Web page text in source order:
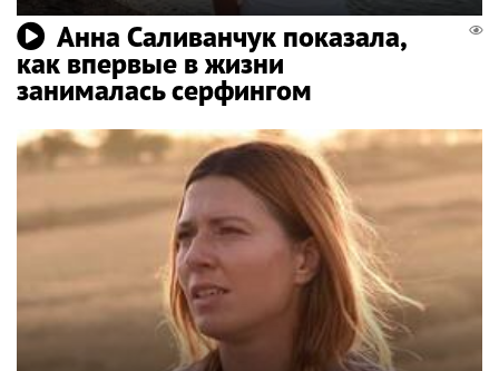
Анна Саливанчук показала,
как впервые в жизни
занималась серфингом